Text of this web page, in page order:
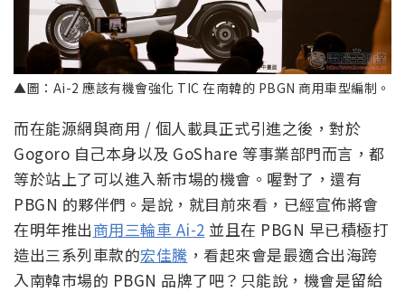
▲圖：Ai-2 應該有機會強化 TIC 在南韓的 PBGN 商用車型編制。
而在能源網與商用 / 個人載具正式引進之後，對於
Gogoro 自己本身以及 GoShare 等事業部門而言，都
等於站上了可以進入新市場的機會。喔對了，還有
PBGN 的夥伴們。是說，就目前來看，已經宣佈將會
在明年推出商用三輪車 Ai-2 並且在 PBGN 早已積極打
造出三系列車款的宏佳騰 ，看起來會是最適合出海跨
入南韓市場的 PBGN 品牌了吧？只能說，機會是留給